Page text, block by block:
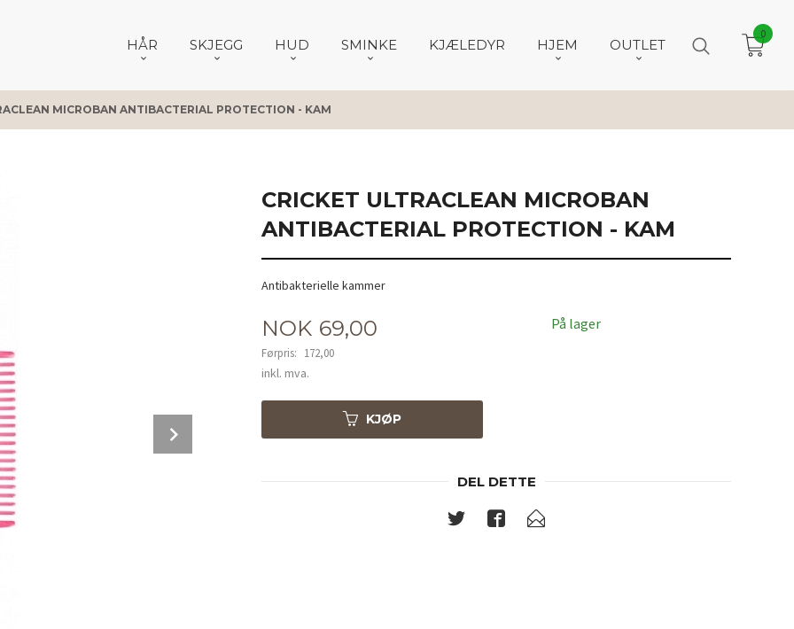
HÅR SKJEGG HUD SMINKE KJÆLEDYR HJEM OUTLET
0
MICROBAN ANTIBACTERIAL PROTECTION - KAM
CRICKET ULTRACLEAN MICROBAN
ANTIBACTERIAL PROTECTION - KAM
Antibakterielle kammer
Tilbud
NOK 69,00
Førpris: 172,00
Rabatt
inkl. mva.
På lager
KJØP
DEL DETTE